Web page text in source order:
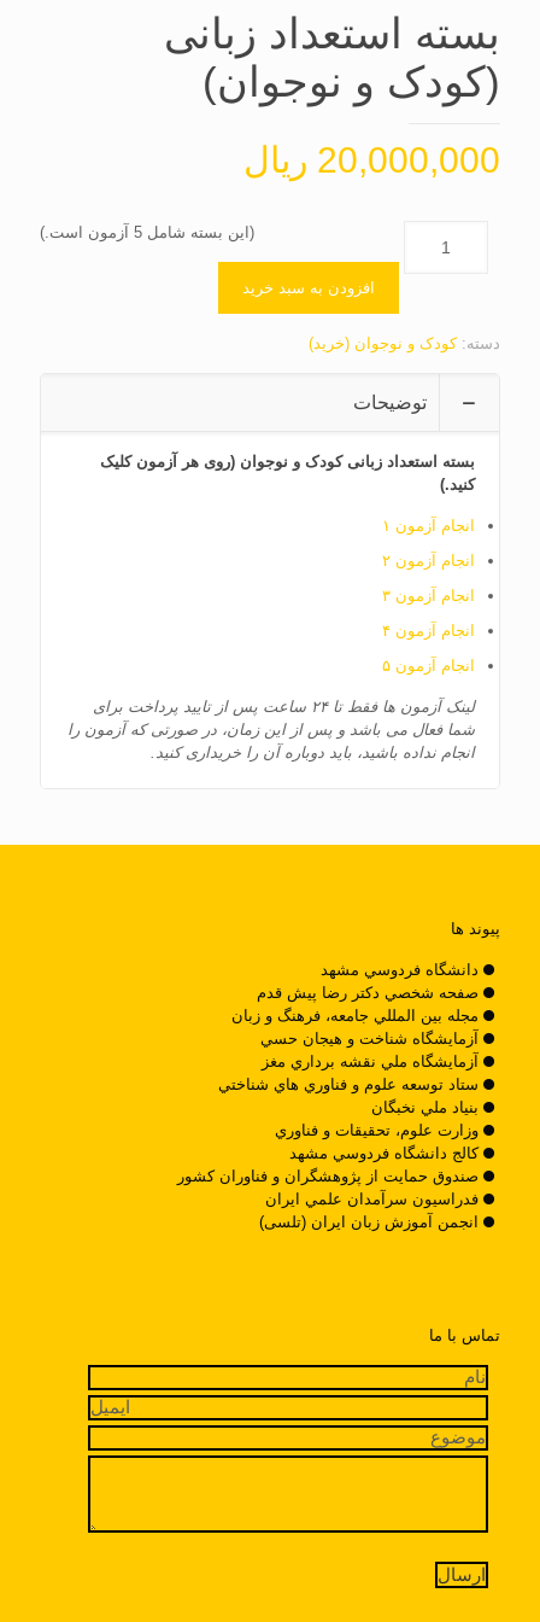
بسته استعداد زبانی
(کودک و نوجوان)
20,000,000 ریال
(این بسته شامل 5 آزمون است.)
افزودن به سبد خرید
دسته:کودک و نوجوان (خرید)
توضیحات
بسته استعداد زبانی کودک و نوجوان (روی هر آزمون کلیک
کنید.)
انجام آزمون ۱
انجام آزمون ۲
انجام آزمون ۳
انجام آزمون ۴
انجام آزمون ۵
لینک آزمون ها فقط تا ۲۴ ساعت پس از تایید پرداخت برای
شما فعال می باشد و پس از این زمان، در صورتی که آزمون را
انجام نداده باشید، باید دوباره آن را خریداری کنید.
پیوند ها
دانشگاه فردوسي مشهد
صفحه شخصي دکتر رضا پيش قدم
مجله بين المللي جامعه، فرهنگ و زبان
آزمايشگاه شناخت و هيجان حسي
آزمايشگاه ملي نقشه برداري مغز
ستاد توسعه علوم و فناوري هاي شناختي
بنياد ملي نخبگان
وزارت علوم، تحقيقات و فناوري
کالج دانشگاه فردوسي مشهد
صندوق حمايت از پژوهشگران و فناوران کشور
فدراسيون سرآمدان علمي ايران
انجمن آموزش زبان ایران (تلسی)
تماس با ما